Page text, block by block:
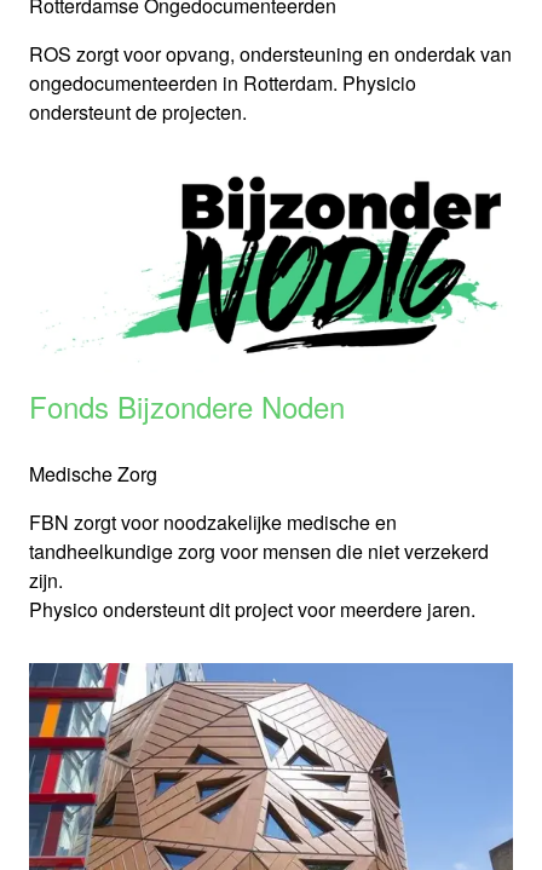
ROS zorgt voor opvang, ondersteuning en onderdak van
ongedocumenteerden in Rotterdam. Physicio
ondersteunt de projecten.
Fonds Bijzondere Noden
Medische Zorg
FBN zorgt voor noodzakelijke medische en
tandheelkundige zorg voor mensen die niet verzekerd
zijn.
Physico ondersteunt dit project voor meerdere jaren.